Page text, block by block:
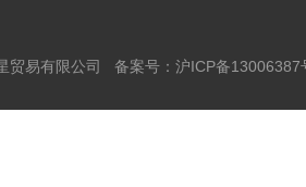
贸易有限公司 备案号： 沪ICP备13006387